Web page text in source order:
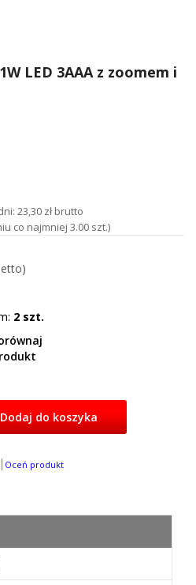
LED 3AAA z zoomem i
23,30 zł brutto
co najmniej 3.00 szt.)
2 szt.
Dodaj do koszyka
Oceń produkt